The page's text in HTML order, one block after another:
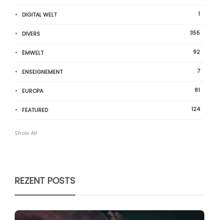
DIGITAL WELT 1
DIVERS 355
ËMWELT 92
ENSEIGNEMENT 7
EUROPA 81
FEATURED 124
Show All
REZENT POSTS